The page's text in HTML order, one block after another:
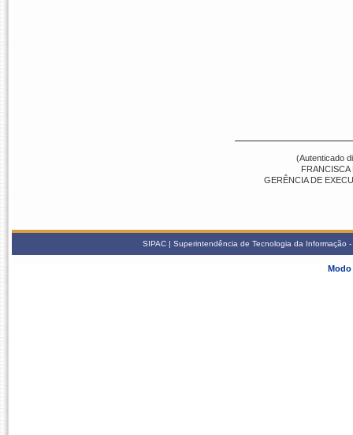
(Autenticado
FRANCISCA
GERÊNCIA DE
SIPAC | Superintendência de Tecnologia da
Modo